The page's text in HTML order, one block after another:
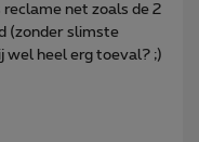
net zoals de 2
(zonder slimste
wel heel erg toeval? ;)